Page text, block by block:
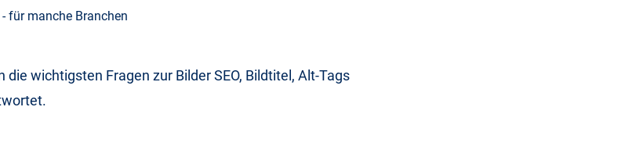
für manche Branchen
wichtigsten Fragen zur Bilder SEO, Bildtitel, Alt-Tags